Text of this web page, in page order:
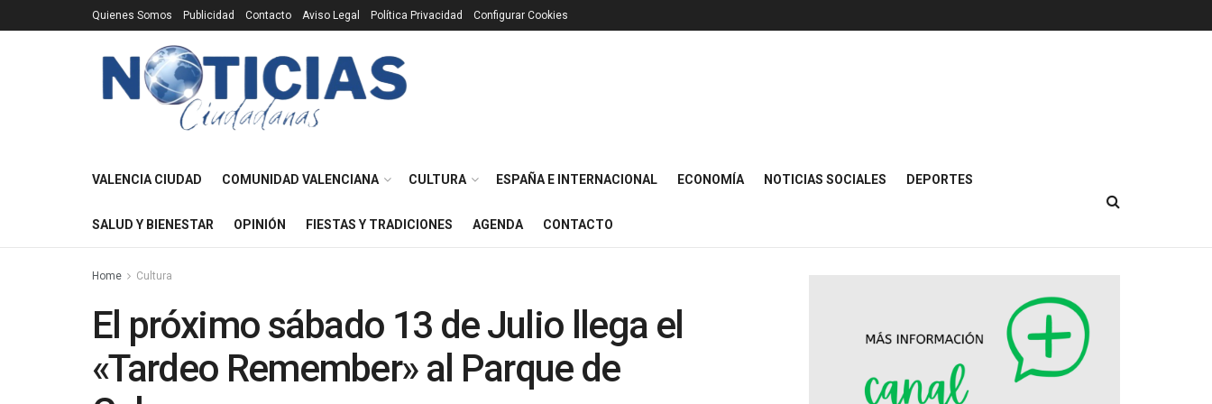
Quienes Somos Publicidad Contacto Aviso Legal Política Privacidad Configurar Cookies
VALENCIA CIUDAD COMUNIDAD VALENCIANA CULTURA ESPAÑA E INTERNACIONAL ECONOMÍA NOTICIAS SOCIALES DEPORTES
SALUD Y BIENESTAR OPINIÓN FIESTAS Y TRADICIONES AGENDA CONTACTO
Home Cultura
El próximo sábado 13 de Julio llega el
«Tardeo Remember» al Parque de